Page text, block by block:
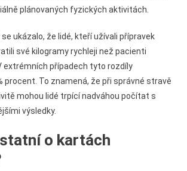
plánovaných fyzických aktivitách.
ukázalo, že lidé, kteří užívali přípravek
své kilogramy rychleji než pacienti
extrémních případech tyto rozdíly
procent. To znamená, že při správné stravě
mohou lidé trpící nadváhou počítat s
výsledky.
o kartách